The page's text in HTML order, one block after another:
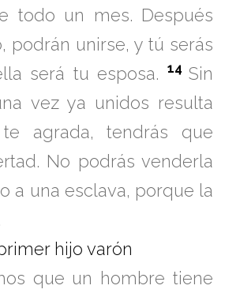
todo un mes. Después
podrán unirse, y tú serás
será tu esposa. 14 Sin
vez ya unidos resulta
agrada, tendrás que
No podrás venderla
a una esclava, porque la
hijo varón
que un hombre tiene